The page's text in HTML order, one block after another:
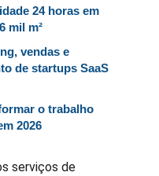
24 horas em
mil m²
vendas e
de startups SaaS
o trabalho
2026
serviços de